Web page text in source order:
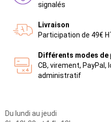
signalés
Livraison
Participation de 49€
Différents modes de
CB, virement, PayPal,
administratif
Du lundi au jeudi